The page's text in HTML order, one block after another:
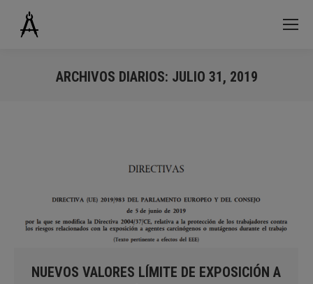
ARCHIVOS DIARIOS: JULIO 31, 2019
NUEVOS VALORES LÍMITE DE EXPOSICIÓN A